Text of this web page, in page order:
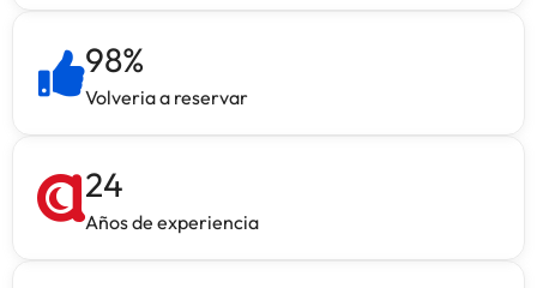
98%
Volveria a reservar
24
Años de experiencia